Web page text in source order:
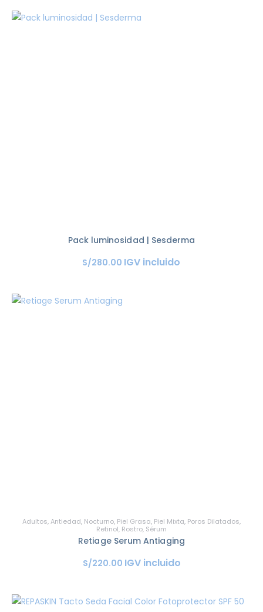
Pack luminosidad | Sesderma
S/280.00 IGV incluido
Adultos,Antiedad, Nocturno, Piel Grasa, Piel Mixta, Poros Dilatados,
Retinol, Rostro, Sérum
Retiage Serum Antiaging
S/220.00 IGV incluido